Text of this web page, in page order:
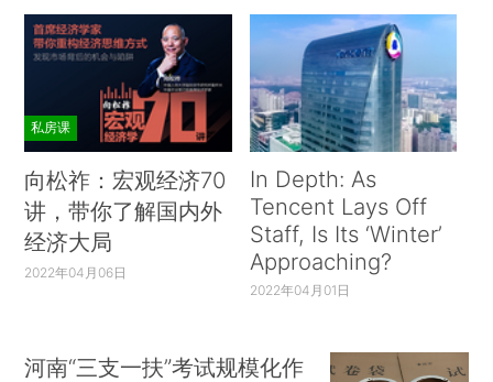
私房课
向松祚：宏观经济70
讲，带你了解国内外
经济大局
2022年04月06日
In Depth: As
Tencent Lays Off
Staff, Is Its ‘Winter’
Approaching?
2022年04月01日
河南“三支一扶”考试规模化作